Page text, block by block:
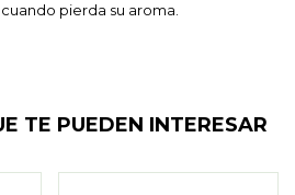
pierda su aroma.
TE PUEDEN INTERESAR